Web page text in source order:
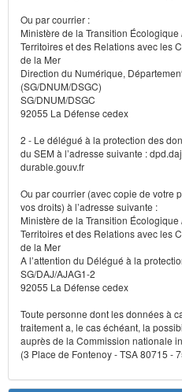
Ou par courrier :
Ministère de la Transition
Territoires et des Relations avec les
de la Mer
Direction du Numérique,
(SG/DNUM/DSGC)
SG/DNUM/DSGC
92055 La Défense cedex
2 - Le délégué à la protection des
du SEM à l’adresse suivante :
durable.gouv.fr
Ou par courrier (avec copie de votre
vos droits) à l’adresse suivante :
Ministère de la Transition
Territoires et des Relations avec les
de la Mer
A l’attention du Délégué à la
SG/DAJ/AJAG1-2
92055 La Défense cedex
Toute personne dont les données à
traitement a, le cas échéant, la
auprès de la Commission nationale
(3 Place de Fontenoy - TSA 80715 -